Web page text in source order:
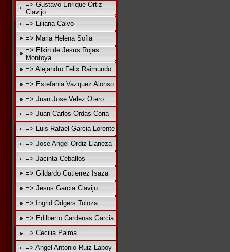
=> Gustavo Enrique Ortiz
Clavijo
=> Liliana Calvo
=> Maria Helena Sofia
=> Elkin de Jesus Rojas
Montoya
=> Alejandro Felix Raimundo
=> Estefania Vazquez Alonso
=> Juan Jose Velez Otero
=> Juan Carlos Ordas Coria
=> Luis Rafael Garcia Lorente
=> Jose Angel Ordiz Llaneza
=> Jacinta Ceballos
=> Gildardo Gutierrez Isaza
=> Jesus Garcia Clavijo
=> Ingrid Odgers Toloza
=> Edilberto Cardenas Garcia
=> Cecilia Palma
=> Angel Antonio Ruiz Laboy